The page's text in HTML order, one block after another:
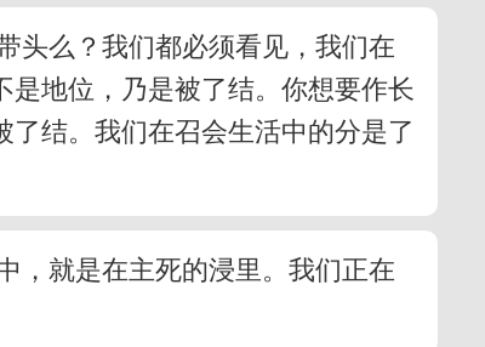
头么？我们都必须看见，我们在
地位，乃是被了结。你想要作长
结。我们在召会生活中的分是了
，就是在主死的浸里。我们正在